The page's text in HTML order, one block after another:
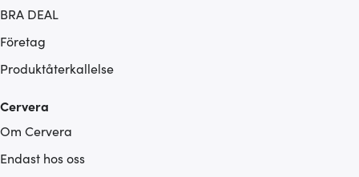
BRA DEAL
Företag
Produktåterkallelse
Cervera
Om Cervera
Endast hos oss